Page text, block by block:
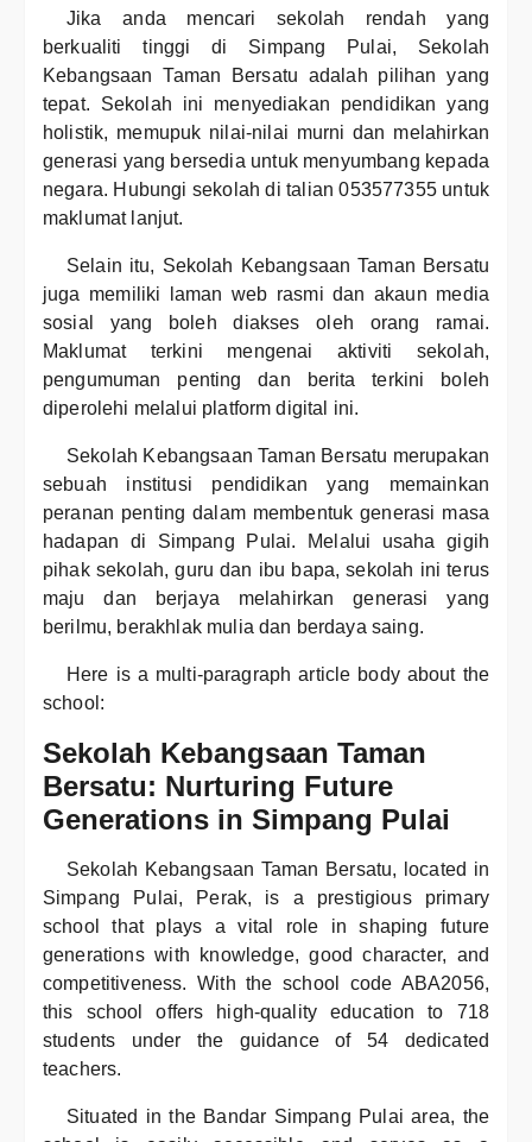
Jika anda mencari sekolah rendah yang
berkualiti tinggi di Simpang Pulai, Sekolah
Kebangsaan Taman Bersatu adalah pilihan yang
tepat. Sekolah ini menyediakan pendidikan yang
holistik, memupuk nilai-nilai murni dan melahirkan
generasi yang bersedia untuk menyumbang kepada
negara. Hubungi sekolah di talian 053577355 untuk
maklumat lanjut.
Selain itu, Sekolah Kebangsaan Taman Bersatu
juga memiliki laman web rasmi dan akaun media
sosial yang boleh diakses oleh orang ramai.
Maklumat terkini mengenai aktiviti sekolah,
pengumuman penting dan berita terkini boleh
diperolehi melalui platform digital ini.
Sekolah Kebangsaan Taman Bersatu merupakan
sebuah institusi pendidikan yang memainkan
peranan penting dalam membentuk generasi masa
hadapan di Simpang Pulai. Melalui usaha gigih
pihak sekolah, guru dan ibu bapa, sekolah ini terus
maju dan berjaya melahirkan generasi yang
berilmu, berakhlak mulia dan berdaya saing.
Here is a multi-paragraph article body about the
school:
Sekolah Kebangsaan Taman
Bersatu: Nurturing Future
Generations in Simpang Pulai
Sekolah Kebangsaan Taman Bersatu, located in
Simpang Pulai, Perak, is a prestigious primary
school that plays a vital role in shaping future
generations with knowledge, good character, and
competitiveness. With the school code ABA2056,
this school offers high-quality education to 718
students under the guidance of 54 dedicated
teachers.
Situated in the Bandar Simpang Pulai area, the